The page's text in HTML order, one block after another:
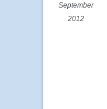
September
2012